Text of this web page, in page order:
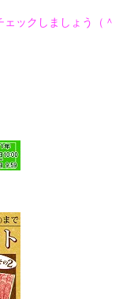
ックしましょう（＾